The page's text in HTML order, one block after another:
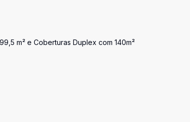
m² e Coberturas Duplex com 140m²